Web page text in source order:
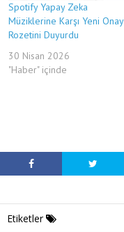
Spotify Yapay Zeka
Müziklerine Karşı Yeni Onay
Rozetini Duyurdu
30 Nisan 2026
"Haber" içinde
Etiketler